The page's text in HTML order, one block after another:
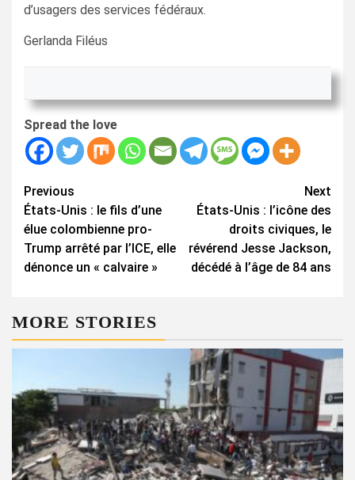
d’usagers des services fédéraux.
Gerlanda Filéus
Spread the love
Continue
Reading
Previous
États-Unis : le fils d’une
élue colombienne pro-
Trump arrêté par l’ICE, elle
dénonce un « calvaire »
Next
États-Unis : l’icône des
droits civiques, le
révérend Jesse Jackson,
décédé à l’âge de 84 ans
MORE STORIES